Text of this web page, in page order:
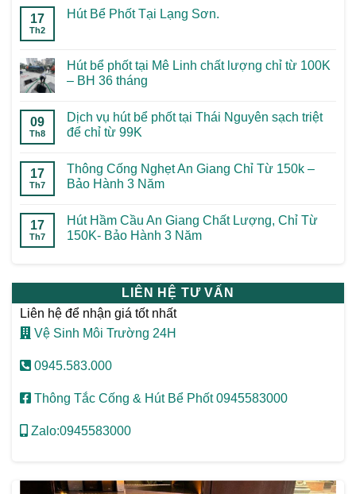
17
Th2
Hút Bể Phốt Tại Lạng Sơn.
Hút bể phốt tại Mê Linh chất lượng chỉ từ 100K
– BH 36 tháng
09
Th8
Dịch vụ hút bể phốt tại Thái Nguyên sạch triệt
để chỉ từ 99K
17
Th7
Thông Cống Nghẹt An Giang Chỉ Từ 150k –
Bảo Hành 3 Năm
17
Th7
Hút Hầm Cầu An Giang Chất Lượng, Chỉ Từ
150K- Bảo Hành 3 Năm
LIÊN HỆ TƯ VẤN
Liên hệ để nhận giá tốt nhất
Vệ Sinh Môi Trường 24H
0945.583.000
Thông Tắc Cống & Hút Bể Phốt 0945583000
Zalo:0945583000